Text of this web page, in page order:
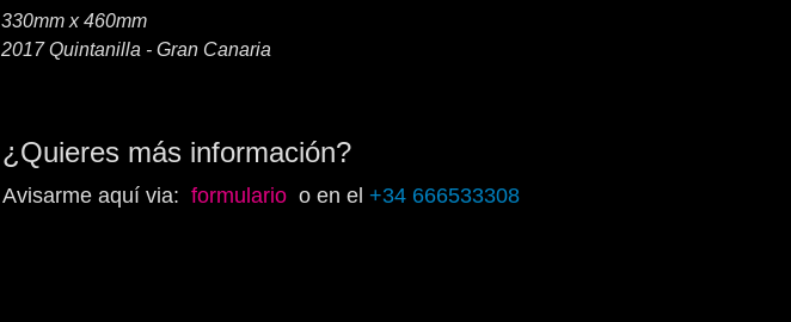
330mm x 460mm
2017 Quintanilla - Gran Canaria
¿Quieres más información?
Avisarme aquí via: formulario o en el +34 666533308